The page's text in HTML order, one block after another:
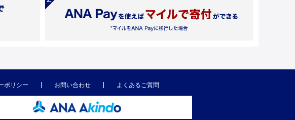
ポリシー お問い合わせ よくあるご質問